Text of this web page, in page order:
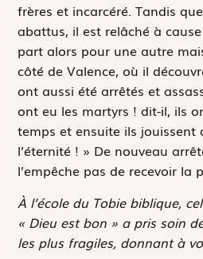
frères et incarcéré. Tandis
abattus, il est relâché à
part alors pour une autre
côté de Valence, où il
ont aussi été arrêtés et
ont eu les martyrs ! dit-il, ils
temps et ensuite ils jouissent
l’éternité ! » De nouveau
l’empêche pas de recevoir la
À l’école du Tobie biblique,
« Dieu est bon » a pris soin
les plus fragiles, donnant à